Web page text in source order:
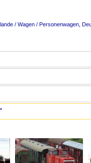
/ Wagen / Personenwagen